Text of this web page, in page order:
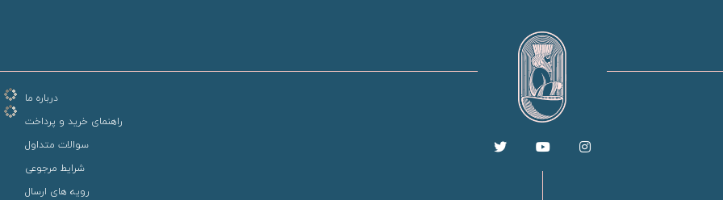
درباره ما
راهنمای خرید و پرداخت
سوالات متداول
شرایط مرجوعی
رویه های ارسال